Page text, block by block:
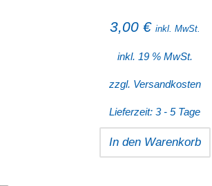
3,00 € inkl. MwSt.
inkl. 19 % MwSt.
zzgl. Versandkosten
Lieferzeit: 3 - 5 Tage
In den Warenkorb